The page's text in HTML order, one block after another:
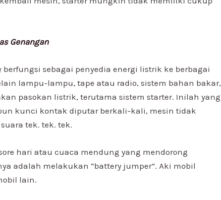
Genangan
sebagai penyedia energi listrik ke berbagai
lampu-lampu, tape atau radio, sistem bahan bakar,
pasokan listrik, terutama sistem starter. Inilah yang
kunci kontak diputar berkali-kali, mesin tidak
tek. tek. tek.
hari atau cuaca mendung yang mendorong
adalah melakukan “battery jumper”. Aki mobil
lain.